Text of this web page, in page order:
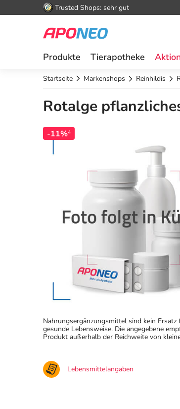
Trusted Shops: sehr gut
Produkte Tierapotheke
Startseite Markenshops Reinhildis
Rotalge
-11%4
Nahrungsergänzungsmittel sind kein
gesunde Lebensweise. Die angegebene
Produkt außerhalb der Reichweite von
Lebensmittelangaben